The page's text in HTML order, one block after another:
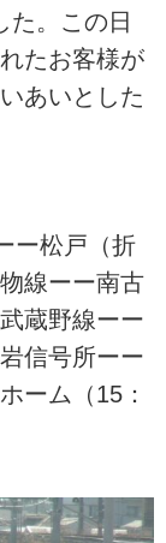
た。この日
たお客様が
あいとした
ー松戸（折
線ーー南古
蔵野線ーー
信号所ーー
ーム（15：